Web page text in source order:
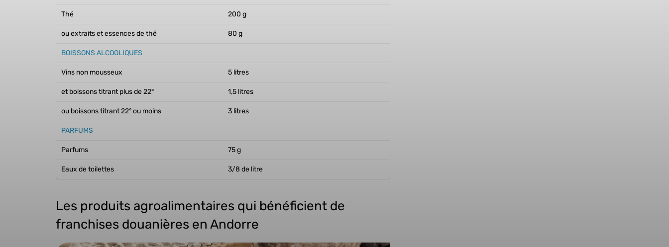
Thé 200 g
ou extraits et essences de thé 80 g
BOISSONS ALCOOLIQUES
Vins non mousseux 5 litres
et boissons titrant plus de 22° 1,5 litres
ou boissons titrant 22° ou moins 3 litres
PARFUMS
Parfums 75 g
Eaux de toilettes 3/8 de litre
Les produits agroalimentaires qui bénéficient de
franchises douanières en Andorre